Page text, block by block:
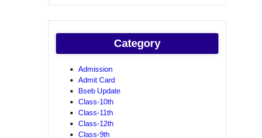
Category
Admission
Admit Card
Bseb Update
Class-10th
Class-11th
Class-12th
Class-9th